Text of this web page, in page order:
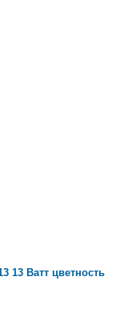
13 Ватт цветность